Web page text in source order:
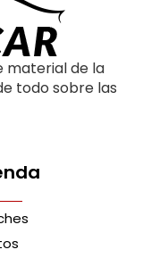
material de la
todo sobre las